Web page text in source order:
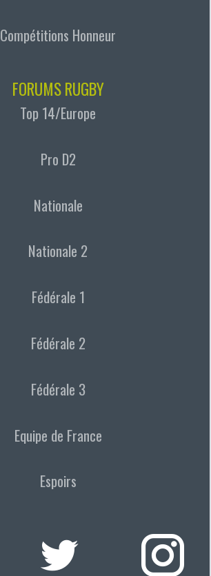
Compétitions Honneur
FORUMS RUGBY
Top 14/Europe
Pro D2
Nationale
Nationale 2
Fédérale 1
Fédérale 2
Fédérale 3
Equipe de France
Espoirs